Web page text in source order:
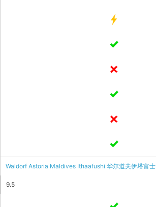
Waldorf Astoria Maldives Ithaafushi 华尔道夫伊塔富士
9.5